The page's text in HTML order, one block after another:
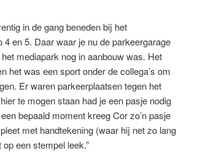
in de gang beneden bij het
en 5. Daar waar je nu de parkeergarage
mediapark nog in aanbouw was. Het
het was een sport onder de collega’s om
Er waren parkeerplaatsen tegen het
te mogen staan had je een pasje nodig
bepaald moment kreeg Cor zo’n pasje
met handtekening (waar hij net zo lang
een stempel leek.”